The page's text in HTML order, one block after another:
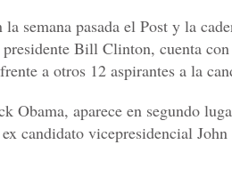
la semana pasada el Post y la
presidente Bill Clinton, cuenta
a otros 12 aspirantes a la
Obama, aparece en segundo
candidato vicepresidencial John